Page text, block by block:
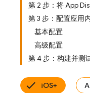
第 2 步：将 App
第 3 步：配置应用
基本配置
高级配置
第 4 步：构建并测
iOS+